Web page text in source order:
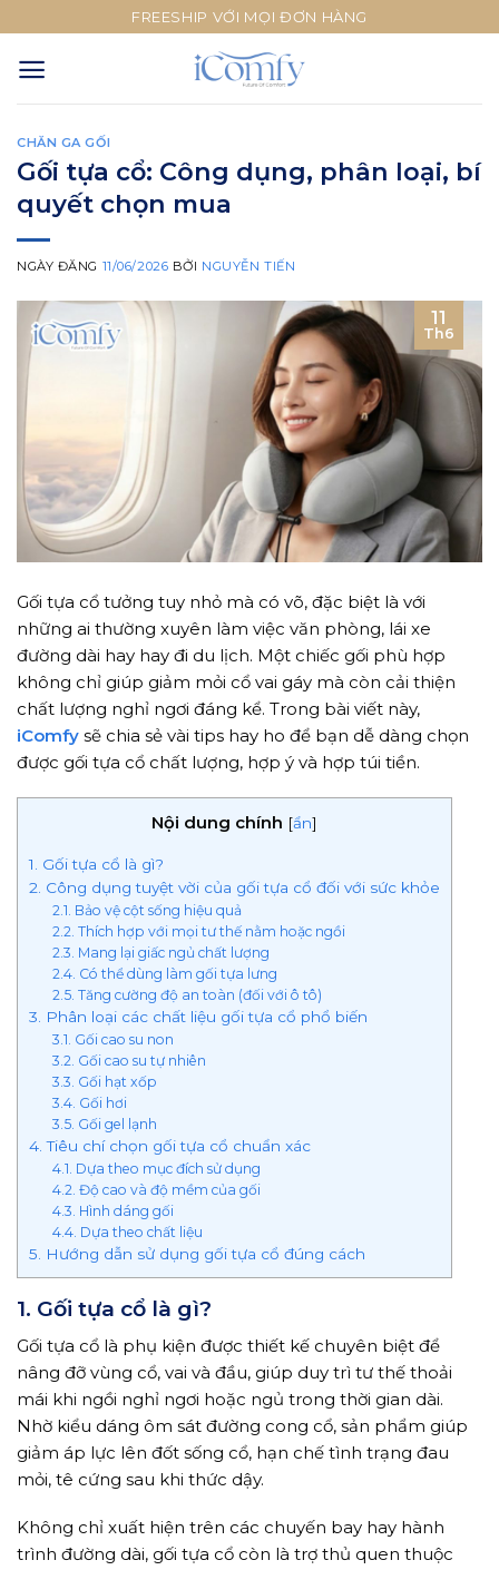
to
content
FREESHIP VỚI MỌI ĐƠN HÀNG
CHĂN GA GỐI
Gối tựa cổ: Công dụng, phân loại, bí
quyết chọn mua
NGÀY ĐĂNG 11/06/2026 BỞI NGUYỄN TIẾN
11
Th6
Gối tựa cổ tưởng tuy nhỏ mà có võ, đặc biệt là với
những ai thường xuyên làm việc văn phòng, lái xe
đường dài hay hay đi du lịch. Một chiếc gối phù hợp
không chỉ giúp giảm mỏi cổ vai gáy mà còn cải thiện
chất lượng nghỉ ngơi đáng kể. Trong bài viết này,
iComfy sẽ chia sẻ vài tips hay ho để bạn dễ dàng chọn
được gối tựa cổ chất lượng, hợp ý và hợp túi tiền.
Nội dung chính [ẩn]
1. Gối tựa cổ là gì?
2. Công dụng tuyệt vời của gối tựa cổ đối với sức khỏe
2.1. Bảo vệ cột sống hiệu quả
2.2. Thích hợp với mọi tư thế nằm hoặc ngồi
2.3. Mang lại giấc ngủ chất lượng
2.4. Có thể dùng làm gối tựa lưng
2.5. Tăng cường độ an toàn (đối với ô tô)
3. Phân loại các chất liệu gối tựa cổ phổ biến
3.1. Gối cao su non
3.2. Gối cao su tự nhiên
3.3. Gối hạt xốp
3.4. Gối hơi
3.5. Gối gel lạnh
4. Tiêu chí chọn gối tựa cổ chuẩn xác
4.1. Dựa theo mục đích sử dụng
4.2. Độ cao và độ mềm của gối
4.3. Hình dáng gối
4.4. Dựa theo chất liệu
5. Hướng dẫn sử dụng gối tựa cổ đúng cách
1. Gối tựa cổ là gì?
Gối tựa cổ là phụ kiện được thiết kế chuyên biệt để
nâng đỡ vùng cổ, vai và đầu, giúp duy trì tư thế thoải
mái khi ngồi nghỉ ngơi hoặc ngủ trong thời gian dài.
Nhờ kiểu dáng ôm sát đường cong cổ, sản phẩm giúp
giảm áp lực lên đốt sống cổ, hạn chế tình trạng đau
mỏi, tê cứng sau khi thức dậy.
Không chỉ xuất hiện trên các chuyến bay hay hành
trình đường dài, gối tựa cổ còn là trợ thủ quen thuộc